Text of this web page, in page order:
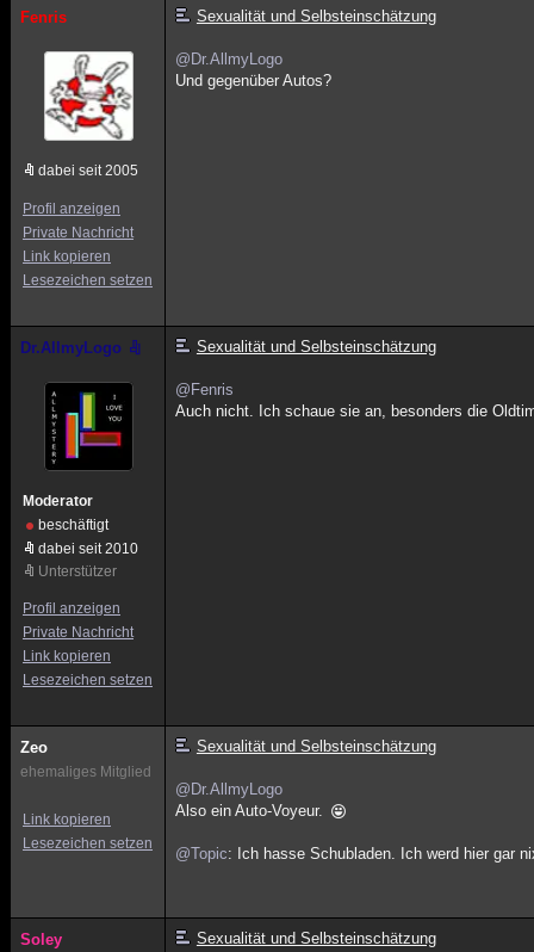
Fenris
dabei seit 2005
Profil anzeigen
Private Nachricht
Link kopieren
Lesezeichen setzen
Sexualität und Selbsteinschätzung
@Dr.AllmyLogo
Und gegenüber Autos?
Dr.AllmyLogo
Moderator
beschäftigt
dabei seit 2010
Unterstützer
Profil anzeigen
Private Nachricht
Link kopieren
Lesezeichen setzen
Sexualität und Selbsteinschätzung
@Fenris
Auch nicht. Ich schaue sie an, besonders die
Zeo
ehemaliges Mitglied
Link kopieren
Lesezeichen setzen
Sexualität und Selbsteinschätzung
@Dr.AllmyLogo
Also ein Auto-Voyeur.
@Topic: Ich hasse Schubladen. Ich werd hier gar
Soley Sexualität und Selbsteinschätzung